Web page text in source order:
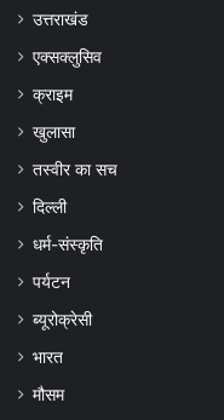
उत्तराखंड
एक्सक्लुसिव
क्राइम
खुलासा
तस्वीर का सच
दिल्ली
धर्म-संस्कृति
पर्यटन
ब्यूरोक्रेसी
भारत
मौसम